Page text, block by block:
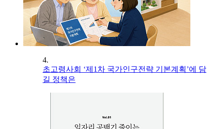
4.
초고령사회 ‘제1차 국가인구전략 기본계획’에 담
길 정책은